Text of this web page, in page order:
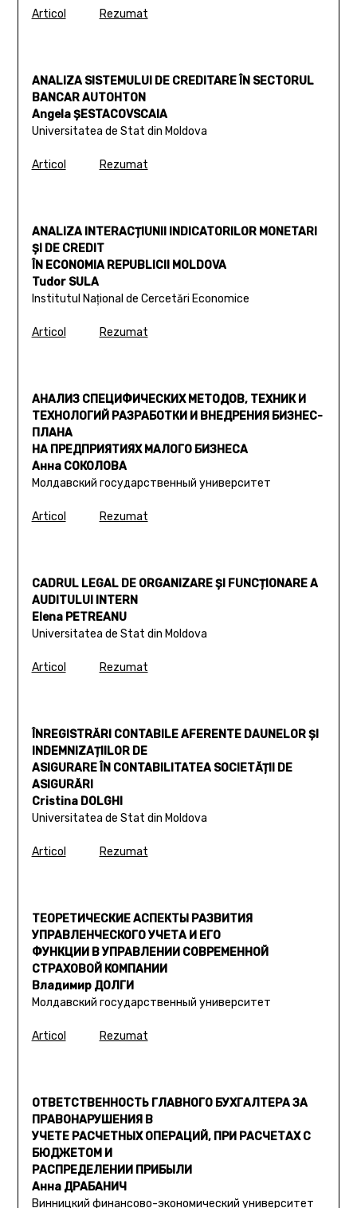
Articol Rezumat
ANALIZA SISTEMULUI DE CREDITARE ÎN SECTORUL
BANCAR AUTOHTON
Angela ȘESTACOVSCAIA
Universitatea de Stat din Moldova
Articol Rezumat
ANALIZA INTERACȚIUNII INDICATORILOR MONETARI
ȘI DE CREDIT
ÎN ECONOMIA REPUBLICII MOLDOVA
Tudor SULA
Institutul Naţional de Cercetări Economice
Articol Rezumat
АНАЛИЗ СПЕЦИФИЧЕСКИХ МЕТОДОВ, ТЕХНИК И
ТЕХНОЛОГИЙ РАЗРАБОТКИ И ВНЕДРЕНИЯ БИЗНЕС-
ПЛАНА
НА ПРЕДПРИЯТИЯХ МАЛОГО БИЗНЕСА
Анна СОКОЛОВА
Молдавский государственный университет
Articol Rezumat
CADRUL LEGAL DE ORGANIZARE ȘI FUNCȚIONARE A
AUDITULUI INTERN
Elena PETREANU
Universitatea de Stat din Moldova
Articol Rezumat
ÎNREGISTRĂRI CONTABILE AFERENTE DAUNELOR ȘI
INDEMNIZAȚIILOR DE
ASIGURARE ÎN CONTABILITATEA SOCIETĂȚII DE
ASIGURĂRI
Cristina DOLGHI
Universitatea de Stat din Moldova
Articol Rezumat
ТЕОРЕТИЧЕСКИЕ АСПЕКТЫ РАЗВИТИЯ
УПРАВЛЕНЧЕСКОГО УЧЕТА И ЕГО
ФУНКЦИИ В УПРАВЛЕНИИ СОВРЕМЕННОЙ
СТРАХОВОЙ КОМПАНИИ
Владимир ДОЛГИ
Молдавский государственный университет
Articol Rezumat
ОТВЕТСТВЕННОСТЬ ГЛАВНОГО БУХГАЛТЕРА ЗА
ПРАВОНАРУШЕНИЯ В
УЧЕТЕ РАСЧЕТНЫХ ОПЕРАЦИЙ, ПРИ РАСЧЕТАХ С
БЮДЖЕТОМ И
РАСПРЕДЕЛЕНИИ ПРИБЫЛИ
Анна ДРАБАНИЧ
Винницкий финансово-экономический университет